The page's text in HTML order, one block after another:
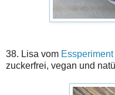
38. Lisa vom Essperiment
zuckerfrei, vegan und